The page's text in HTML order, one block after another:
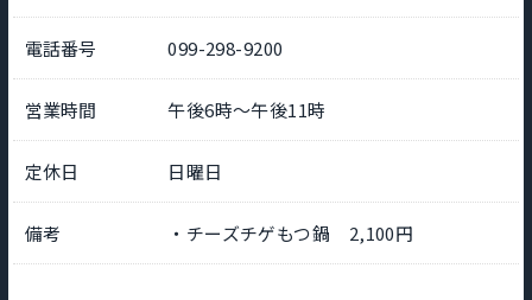
電話番号 099-298-9200
営業時間 午後6時～午後11時
定休日 日曜日
備考 ・チーズチゲもつ鍋 2,100円